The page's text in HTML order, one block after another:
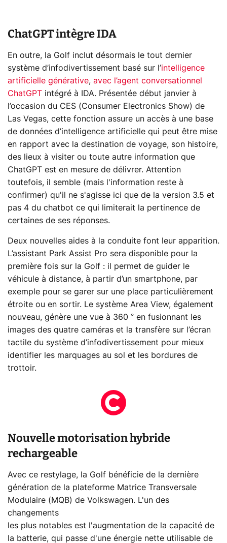
ChatGPT intègre IDA
En outre, la Golf inclut désormais le tout dernier
système d’infodivertissement basé sur l’intelligence
artificielle générative, avec l’agent conversationnel
ChatGPT intégré à IDA. Présentée début janvier à
l’occasion du CES (Consumer Electronics Show) de
Las Vegas, cette fonction assure un accès à une base
de données d’intelligence artificielle qui peut être mise
en rapport avec la destination de voyage, son histoire,
des lieux à visiter ou toute autre information que
ChatGPT est en mesure de délivrer. Attention
toutefois, il semble (mais l'information reste à
confirmer) qu'il ne s'agisse ici que de la version 3.5 et
pas 4 du chatbot ce qui limiterait la pertinence de
certaines de ses réponses.
Deux nouvelles aides à la conduite font leur apparition.
L’assistant Park Assist Pro sera disponible pour la
première fois sur la Golf : il permet de guider le
véhicule à distance, à partir d’un smartphone, par
exemple pour se garer sur une place particulièrement
étroite ou en sortir. Le système Area View, également
nouveau, génère une vue à 360 ° en fusionnant les
images des quatre caméras et la transfère sur l’écran
tactile du système d’infodivertissement pour mieux
identifier les marquages au sol et les bordures de
trottoir.
Nouvelle motorisation hybride
rechargeable
Avec ce restylage, la Golf bénéficie de la dernière
génération de la plateforme Matrice Transversale
Modulaire (MQB) de Volkswagen. L'un des
changements
les plus notables est l'augmentation de la capacité de
la batterie, qui passe d'une énergie nette utilisable de